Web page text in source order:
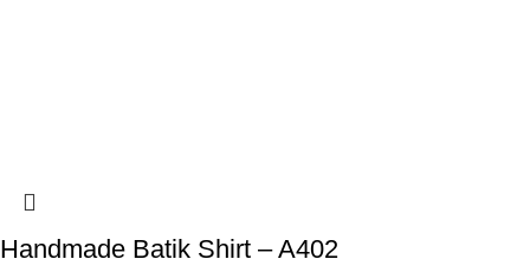
Handmade Batik Shirt – A402